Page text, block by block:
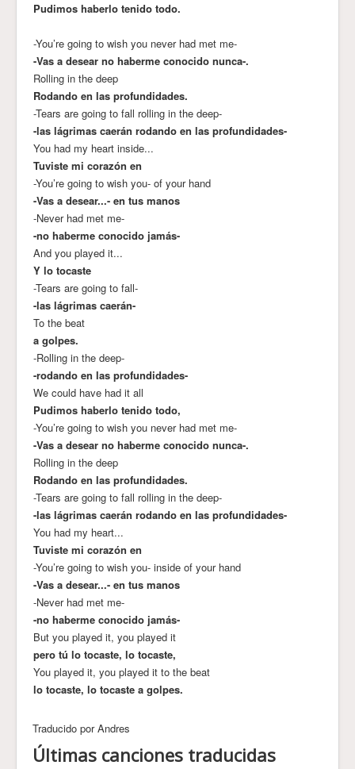
Pudimos haberlo tenido todo.
-You’re going to wish you never had met me-
-Vas a desear no haberme conocido nunca-.
Rolling in the deep
Rodando en las profundidades.
-Tears are going to fall rolling in the deep-
-las lágrimas caerán rodando en las profundidades-
You had my heart inside...
Tuviste mi corazón en
-You’re going to wish you- of your hand
-Vas a desear...- en tus manos
-Never had met me-
-no haberme conocido jamás-
And you played it...
Y lo tocaste
-Tears are going to fall-
-las lágrimas caerán-
To the beat
a golpes.
-Rolling in the deep-
-rodando en las profundidades-
We could have had it all
Pudimos haberlo tenido todo,
-You’re going to wish you never had met me-
-Vas a desear no haberme conocido nunca-.
Rolling in the deep
Rodando en las profundidades.
-Tears are going to fall rolling in the deep-
-las lágrimas caerán rodando en las profundidades-
You had my heart...
Tuviste mi corazón en
-You’re going to wish you- inside of your hand
-Vas a desear...- en tus manos
-Never had met me-
-no haberme conocido jamás-
But you played it, you played it
pero tú lo tocaste, lo tocaste,
You played it, you played it to the beat
lo tocaste, lo tocaste a golpes.
Traducido por Andres
Últimas canciones traducidas